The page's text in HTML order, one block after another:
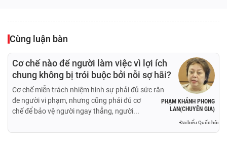
Cùng luận bàn
PHẠM KHÁNH PHONG
LAN(CHUYÊN GIA)
Đại biểu Quốc hội
Cơ chế nào để người làm việc vì lợi ích
chung không bị trói buộc bởi nỗi sợ hãi?
Cơ chế miễn trách nhiệm hình sự phải đủ sức răn
đe người vi phạm, nhưng cũng phải đủ cơ
chế để bảo vệ người ngay thẳng, người...